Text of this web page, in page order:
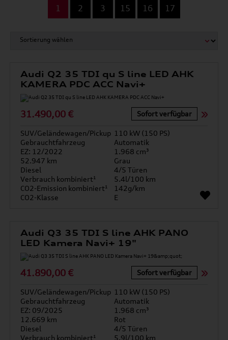
1 2 3 15 16 17
Audi Q2 35 TDI qu S line LED AHK
KAMERA PDC ACC Navi+
31.490,00 € Sofort verfügbar
SUV/Geländewagen/Pickup 110 kW (150 PS)
Gebrauchtfahrzeug
Automatik
EZ: 12/2022
1.968 cm³
52.947 km
Grau
Diesel
4/5 Türen
Verbrauch kombiniert¹
5.4l/100 km
CO2-Emission kombiniert¹
142g/km
CO2-Klasse
E
Audi Q3 35 TDI S line AHK PANO
LED Kamera Navi+ 19"
41.890,00 € Sofort verfügbar
SUV/Geländewagen/Pickup 110 kW (150 PS)
Gebrauchtfahrzeug
Automatik
EZ: 09/2025
1.968 cm³
12.669 km
Rot
Diesel
4/5 Türen
Verbrauch kombiniert¹
5.9l/100 km